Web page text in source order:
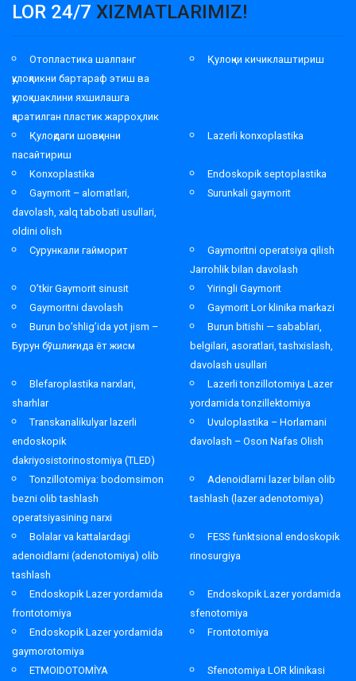
LOR 24/7 XIZMATLARIMIZ!
Отопластика шалпанг
қулоқликни бартараф этиш ва
қулоқ шаклини яхшилашга
қаратилган пластик жарроҳлик
Қулоқни кичиклаштириш
Қулоқдаги шовқинни
пасайтириш
Lazerli konxoplastika
Konxoplastika
Endoskopik septoplastika
Gaymorit – alomatlari,
davolash, xalq tabobati usullari,
oldini olish
Surunkali gaymorit
Сурункали гайморит
Gaymoritni operatsiya qilish
Jarrohlik bilan davolash
O’tkir Gaymorit sinusit
Yiringli Gaymorit
Gaymoritni davolash
Gaymorit Lor klinika markazi
Burun bo’shlig’ida yot jism –
Бурун бўшлиғида ёт жисм
Burun bitishi — sabablari,
belgilari, asoratlari, tashxislash,
davolash usullari
Blefaroplastika narxlari,
sharhlar
Lazerli tonzillotomiya Lazer
yordamida tonzillektomiya
Transkanalikulyar lazerli
endoskopik
dakriyosistorinostomiya (TLED)
Uvuloplastika – Horlamani
davolash – Oson Nafas Olish
Tonzillotomiya: bodomsimon
bezni olib tashlash
operatsiyasining narxi
Adenoidlarni lazer bilan olib
tashlash (lazer adenotomiya)
Bolalar va kattalardagi
adenoidlarni (adenotomiya) olib
tashlash
FESS funktsional endoskopik
rinosurgiya
Endoskopik Lazer yordamida
frontotomiya
Endoskopik Lazer yordamida
sfenotomiya
Endoskopik Lazer yordamida
gaymorotomiya
Frontotomiya
ETMOIDOTOMİYA
Sfenotomiya LOR klinikasi